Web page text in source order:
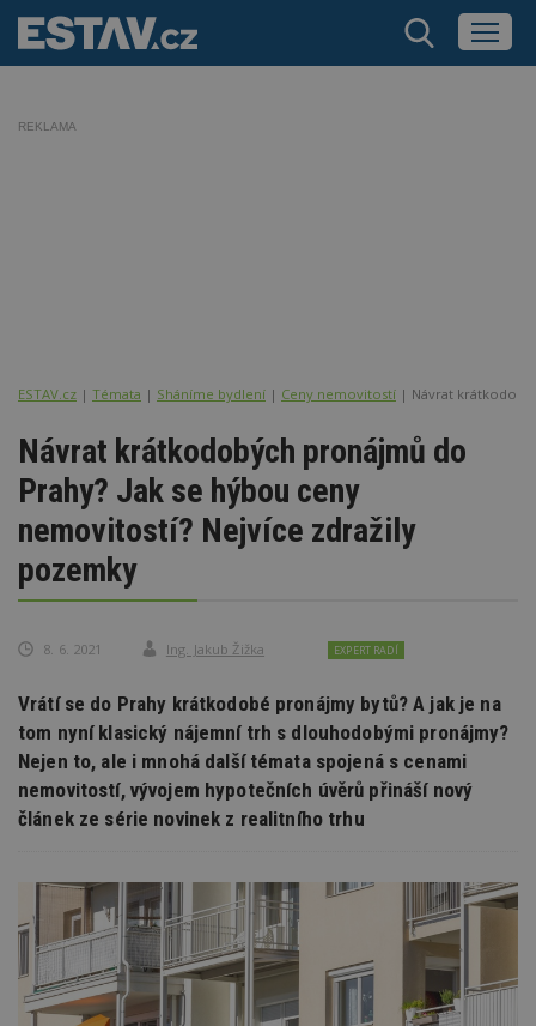
REKLAMA
ESTAV.cz Témata Sháníme bydlení Ceny nemovitostí Návrat
Návrat krátkodobých pronájmů do
Prahy? Jak se hýbou ceny
nemovitostí? Nejvíce zdražily
pozemky
8. 6. 2021 Ing. Jakub Žižka EXPERT RADÍ
Vrátí se do Prahy krátkodobé pronájmy bytů? A jak je na
tom nyní klasický nájemní trh s dlouhodobými pronájmy?
Nejen to, ale i mnohá další témata spojená s cenami
nemovitostí, vývojem hypotečních úvěrů přináší nový
článek ze série novinek z realitního trhu